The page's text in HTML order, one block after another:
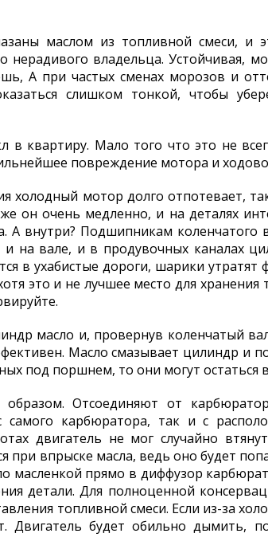
маслом из топливной смеси, и
нерадивого владельца. Устойчивая,
А при частых сменах морозов и
слишком тонкой, чтобы
квартиру. Мало того что это не
повреждение мотора и
мотор долго отпотевает,
он очень медленно, и на деталях
внутри? Подшипникам коленчатого
на вале, и в продувочных каналах
в ухабистые дороги, шарики утратят
это и не лучшее место для
масло и, провернув коленчатый
Масло смазывает цилиндр и
под поршнем, то они могут остаться
Отсоединяют от
самого карбюратора, так и с
двигатель не мог случайно
впрыске масла, ведь оно будет
прямо в диффузор
детали. Для полноценной
топливной смеси. Если из-за
Двигатель будет обильно дымить,